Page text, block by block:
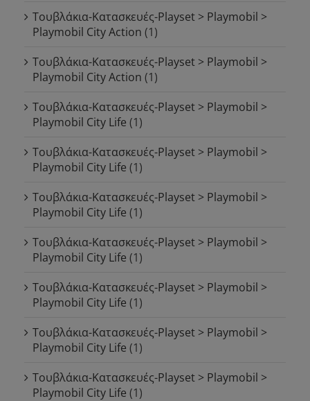
Τουβλάκια-Κατασκευές-Playset > Playmobil >
Playmobil City Action (1)
Τουβλάκια-Κατασκευές-Playset > Playmobil >
Playmobil City Action (1)
Τουβλάκια-Κατασκευές-Playset > Playmobil >
Playmobil City Life (1)
Τουβλάκια-Κατασκευές-Playset > Playmobil >
Playmobil City Life (1)
Τουβλάκια-Κατασκευές-Playset > Playmobil >
Playmobil City Life (1)
Τουβλάκια-Κατασκευές-Playset > Playmobil >
Playmobil City Life (1)
Τουβλάκια-Κατασκευές-Playset > Playmobil >
Playmobil City Life (1)
Τουβλάκια-Κατασκευές-Playset > Playmobil >
Playmobil City Life (1)
Τουβλάκια-Κατασκευές-Playset > Playmobil >
Playmobil City Life (1)